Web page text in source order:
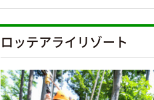
ロッテアライリゾート